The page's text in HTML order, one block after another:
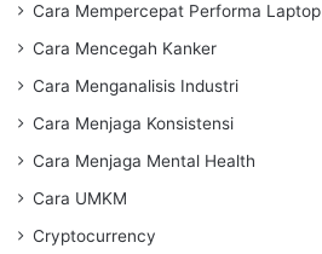
Cara Mempercepat Performa Laptop
Cara Mencegah Kanker
Cara Menganalisis Industri
Cara Menjaga Konsistensi
Cara Menjaga Mental Health
Cara UMKM
Cryptocurrency